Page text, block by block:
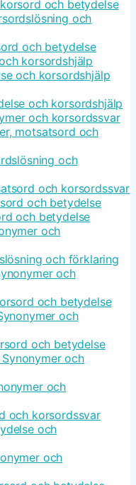
och betydelse
och
och betydelse
korsordshjälp
och korsordshjälp
och korsordshjälp
och korsordssvar
motsatsord och
och
och korsordssvar
och betydelse
och betydelse
och
och förklaring
och
och betydelse
och
och betydelse
och
och
och korsordssvar
och
och